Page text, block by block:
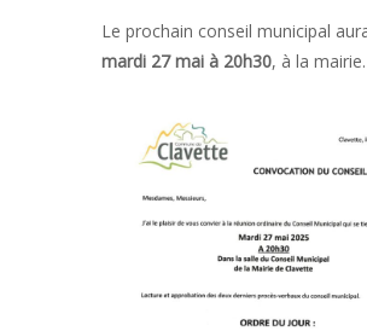
Le prochain conseil municipal
mardi 27 mai à 20h30, à la mairie.